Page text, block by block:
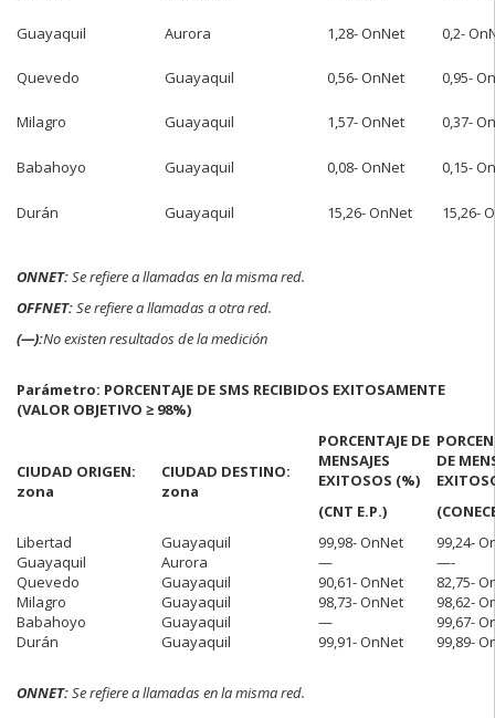
Guayaquil Aurora 1,28- OnNet 0,2-
Quevedo Guayaquil 0,56- OnNet 0,95-
Milagro Guayaquil 1,57- OnNet 0,37-
Babahoyo Guayaquil 0,08- OnNet 0,15-
Durán Guayaquil 15,26- OnNet 15,26-
ONNET:Se refiere a llamadas en la misma red.
OFFNET:Se refiere a llamadas a otra red.
(—):No existen resultados de la medición
Parámetro: PORCENTAJE DE SMS RECIBIDOS EXITOSAMENTE
(VALOR OBJETIVO ≥ 98%)
CIUDAD ORIGEN:
zona
CIUDAD DESTINO:
zona
PORCENTAJE DE
MENSAJES
EXITOSOS (%)
(CNT E.P.)
DE
Libertad
Guayaquil 99,98- OnNet
99,24-
Guayaquil
Aurora —
—-
Quevedo
Guayaquil 90,61- OnNet
82,75-
Milagro
Guayaquil 98,73- OnNet
98,62-
Babahoyo
Guayaquil —
99,67-
Durán
Guayaquil 99,91- OnNet 99,89-
ONNET:Se refiere a llamadas en la misma red.